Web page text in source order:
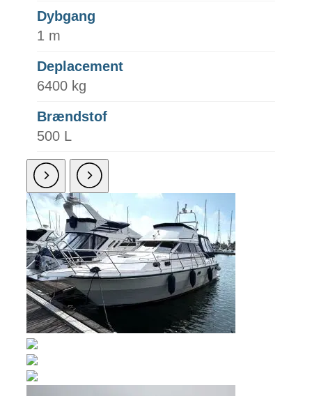
Dybgang
1 m
Deplacement
6400 kg
Brændstof
500 L